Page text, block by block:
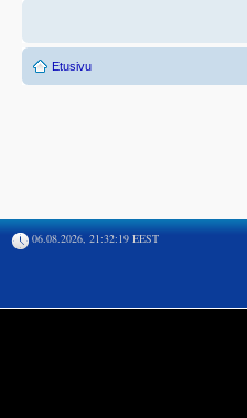
Etusivu
06.08.2026, 21:32:19 EEST